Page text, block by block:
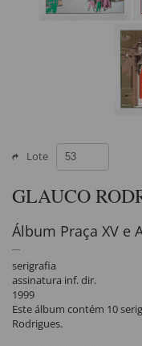
Lote
GLAUCO
Álbum Praça XV e
serigrafia
assinatura inf. dir.
1999
Este álbum contém 10
Rodrigues.